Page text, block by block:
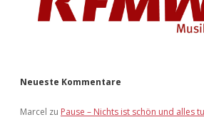
Neueste Kommentare
Marcel zu Pause – Nichts ist schön und alles